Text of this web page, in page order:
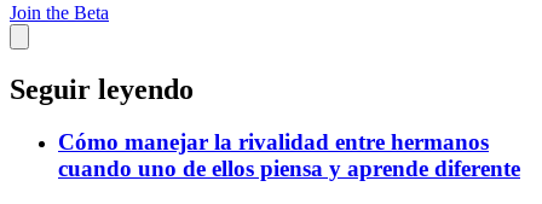
Join the Beta
Seguir leyendo
Cómo manejar la rivalidad entre hermanos
cuando uno de ellos piensa y aprende diferente